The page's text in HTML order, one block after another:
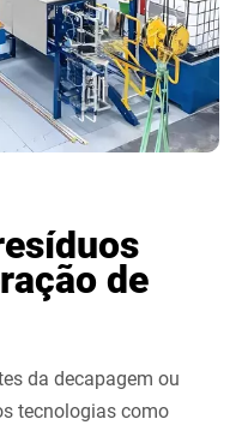
de
da decapagem ou
tecnologias como